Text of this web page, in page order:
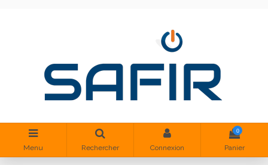
Menu Rechercher Connexion
0
Panier